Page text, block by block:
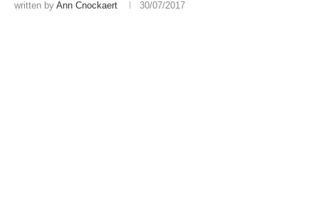
written by Ann Cnockaert 30/07/2017